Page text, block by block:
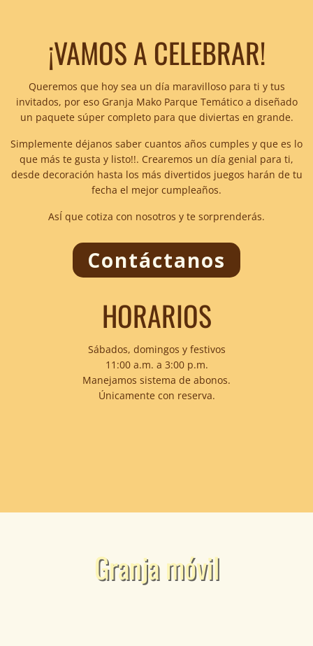
¡VAMOS A CELEBRAR!
Queremos que hoy sea un día maravilloso para ti y tus
invitados, por eso Granja Mako Parque Temático a diseñado
un paquete súper completo para que diviertas en grande.
Simplemente déjanos saber cuantos años cumples y que es lo
que más te gusta y listo!!. Crearemos un día genial para ti,
desde decoración hasta los más divertidos juegos harán de tu
fecha el mejor cumpleaños.
AsÍ que cotiza con nosotros y te sorprenderás.
Contáctanos
HORARIOS
Sábados, domingos y festivos
11:00 a.m. a 3:00 p.m.
Manejamos sistema de abonos.
Únicamente con reserva.
Granja móvil